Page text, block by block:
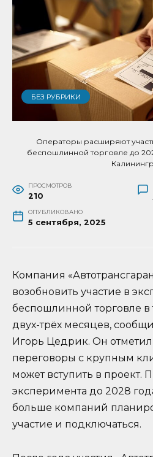
БЕЗ РУБРИКИ
Операторы расширяют
беспошлинной торговле до
ПРОСМОТРОВ
210
ОПУБЛИКОВАНО
5 сентября, 2025
Компания
возобновить участие в
беспошлинной торговле
двух-трёх месяцев,
Игорь Цедрик. Он
переговоры с крупным
может вступить в проект.
эксперимента до 2028
больше компаний
участие и подключаться.